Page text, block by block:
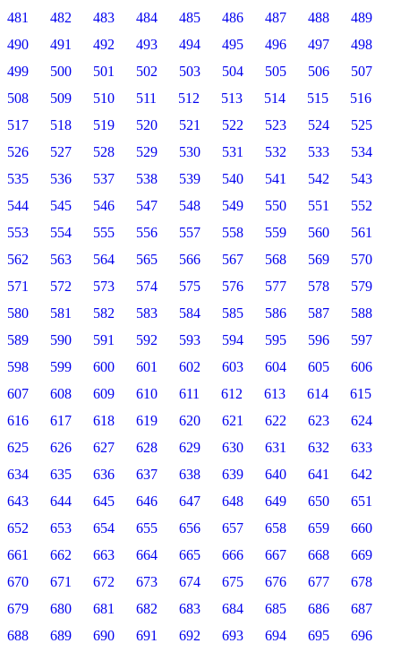
481
482 483 484 485 486 487 488
489
490
491 492 493 494 495 496 497
498
499
500 501 502 503 504 505 506
507
508
509 510 511 512 513 514 515
516
517
518 519 520 521 522 523 524
525
526
527 528 529 530 531 532 533
534
535
536 537 538 539 540 541 542
543
544
545 546 547 548 549 550 551
552
553
554 555 556 557 558 559 560
561
562
563 564 565 566 567 568 569
570
571
572 573 574 575 576 577 578
579
580
581 582 583 584 585 586 587
588
589
590 591 592 593 594 595 596
597
598
599 600 601 602 603 604 605
606
607
608 609 610 611 612 613 614
615
616
617 618 619 620 621 622 623
624
625
626 627 628 629 630 631 632
633
634
635 636 637 638 639 640 641
642
643
644 645 646 647 648 649 650
651
652
653 654 655 656 657 658 659
660
661
662 663 664 665 666 667 668
669
670
671 672 673 674 675 676 677
678
679
680 681 682 683 684 685 686
687
688
689 690 691 692 693 694 695
696